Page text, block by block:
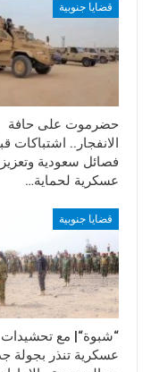
قضايا جنوبية
حضرموت على حافة
الانفجار.. اشتباكات
فصائل سعودية
عسكرية لحماية…
قضايا جنوبية
“شبوة“| مع تحشيدات
عسكرية تنذر بجولة